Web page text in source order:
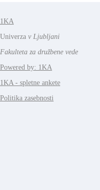
1KA
Univerza v Ljubljani
Fakulteta za družbene vede
Powered by: 1KA
1KA - spletne ankete
Politika zasebnosti